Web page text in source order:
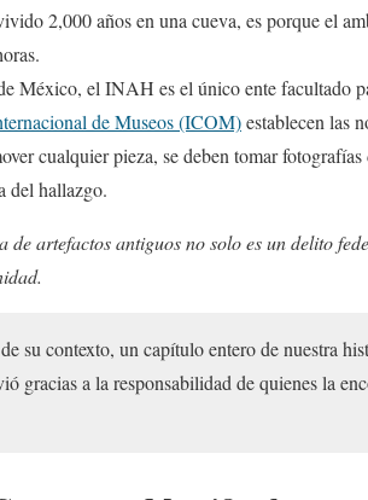
2,000 años en una cueva, es porque el
México, el INAH es el único ente facultado
de Museos (ICOM)establecen las
cualquier pieza, se deben tomar
del hallazgo.
de artefactos antiguos no solo es un delito
su contexto, un capítulo entero de nuestra
gracias a la responsabilidad de quienes la